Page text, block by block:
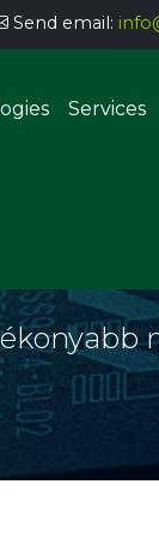
Send email:
Automatic parts
Services